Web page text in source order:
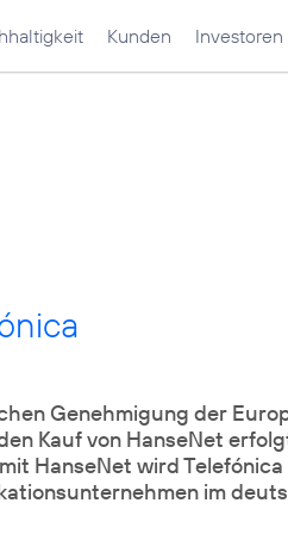
Kunden Investoren
Genehmigung der
Kauf von HanseNet
HanseNet wird Telefónica
im